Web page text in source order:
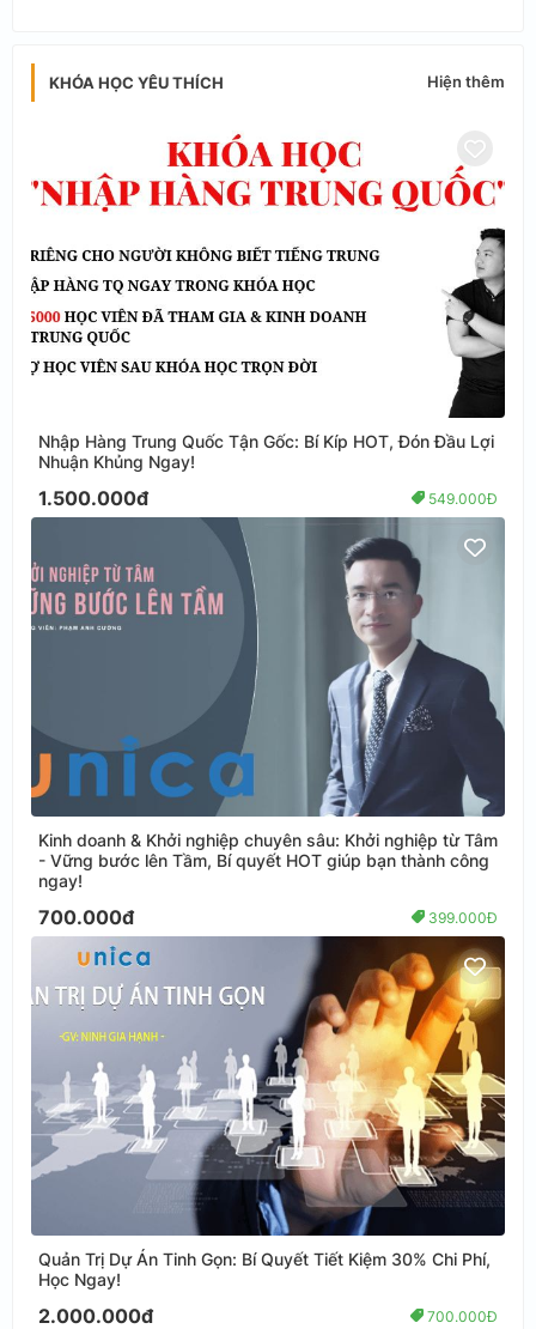
KHÓA HỌC YÊU THÍCH Hiện thêm
Nhập Hàng Trung Quốc Tận Gốc: Bí Kíp HOT, Đón Đầu Lợi
Nhuận Khủng Ngay!
1.500.000đ 549.000Đ
Kinh doanh & Khởi nghiệp chuyên sâu: Khởi nghiệp từ Tâm
- Vững bước lên Tầm, Bí quyết HOT giúp bạn thành công
ngay!
700.000đ 399.000Đ
Quản Trị Dự Án Tinh Gọn: Bí Quyết Tiết Kiệm 30% Chi Phí,
Học Ngay!
2.000.000đ 700.000Đ